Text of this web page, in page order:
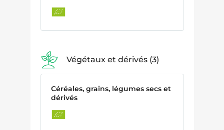
Végétaux et dérivés 3
Céréales, grains, légumes secs et
dérivés